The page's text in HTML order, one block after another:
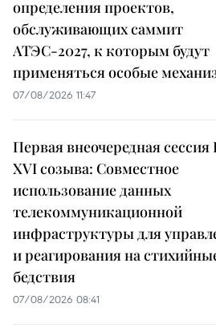
определения проектов,
обслуживающих саммит
АТЭС-2027, к которым будут
применяться особые
07/08/2026 11:47
Первая внеочередная
XVI созыва: Совместное
использование данных
телекоммуникационной
инфраструктуры для
и реагирования на
бедствия
07/08/2026 08:41